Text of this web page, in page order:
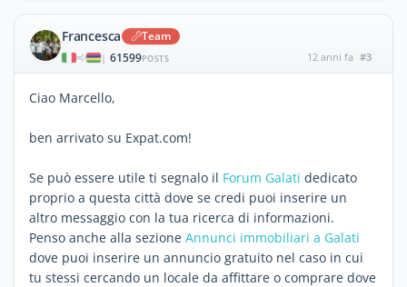
Francesca Team
| 61599POSTS 12 anni fa #3
Ciao Marcello,
ben arrivato su Expat.com!
Se può essere utile ti segnalo il Forum Galati dedicato
proprio a questa città dove se credi puoi inserire un
altro messaggio con la tua ricerca di informazioni.
Penso anche alla sezione Annunci immobiliari a Galati
dove puoi inserire un annuncio gratuito nel caso in cui
tu stessi cercando un locale da affittare o comprare dove